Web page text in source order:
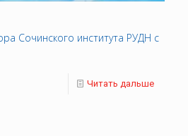
Сочинского института РУДН с
Читать дальше